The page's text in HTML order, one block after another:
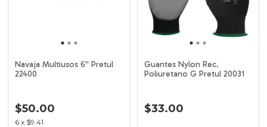
Navaja Multiusos 6'' Pretul
22400
$50.00
6 x $9.41
Guantes Nylon Rec.
Poliuretano G Pretul 20031
$33.00